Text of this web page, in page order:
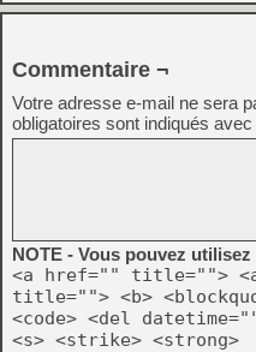
Commentaire ¬
Votre adresse e-mail ne sera
obligatoires sont indiqués avec
NOTE - Vous pouvez
<a href="" title="">
title=""> <b>
<code> <del
<s> <strike> <strong>